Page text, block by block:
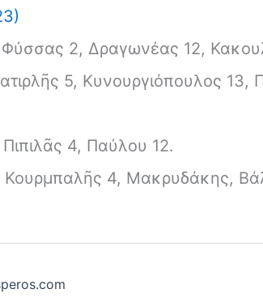
2, Δραγωνέας 12,
5, Κυνουργιόπουλος 13,
4, Παύλου 12.
4, Μακρυδάκης,